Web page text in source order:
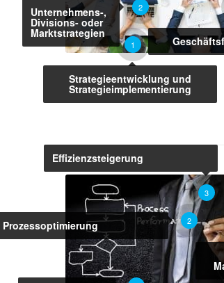
1
Strategieentwicklung und
Strategieimplementierung
2
Unternehmens-,
Divisions- oder
Marktstrategien
2
Prozessoptimierung
3
Effizienzsteigerung